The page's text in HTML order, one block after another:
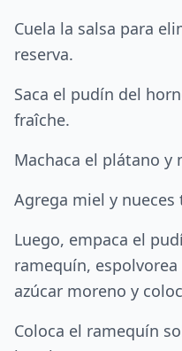
Cuela la salsa para
reserva.
Saca el pudín del
fraîche.
Machaca el plátano y
Agrega miel y
Luego, empaca el
ramequín,
azúcar moreno y
Coloca el ramequín